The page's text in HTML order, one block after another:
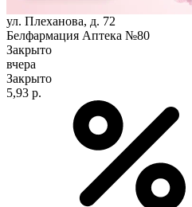
ул. Плеханова, д. 72
Белфармация Аптека №80
Закрыто
вчера
Закрыто
5,93 р.